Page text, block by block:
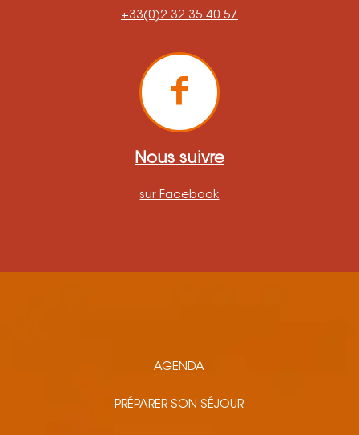
+33(0)2 32 35 40 57
Nous suivre
sur Facebook
AGENDA
PRÉPARER SON SÉJOUR